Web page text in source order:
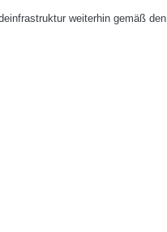
weiterhin gemäß den